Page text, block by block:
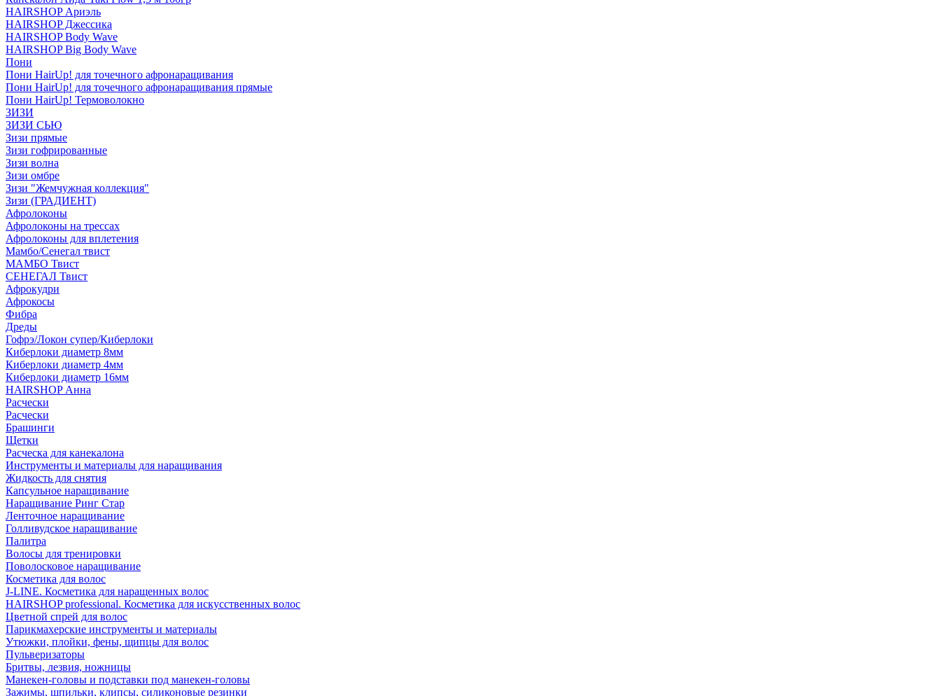
HAIRSHOP Ариэль
HAIRSHOP Джессика
HAIRSHOP Body Wave
HAIRSHOP Big Body Wave
Пони
Пони HairUp! для точечного афронаращивания
Пони HairUp! для точечного афронаращивания прямые
Пони HairUp! Термоволокно
ЗИЗИ
ЗИЗИ СЬЮ
Зизи прямые
Зизи гофрированные
Зизи волна
Зизи омбре
Зизи "Жемчужная коллекция"
Зизи (ГРАДИЕНТ)
Афролоконы
Афролоконы на трессах
Афролоконы для вплетения
Мамбо/Сенегал твист
МАМБО Твист
СЕНЕГАЛ Твист
Афрокудри
Афрокосы
Фибра
Дреды
Гофрэ/Локон супер/Киберлоки
Киберлоки диаметр 8мм
Киберлоки диаметр 4мм
Киберлоки диаметр 16мм
HAIRSHOP Анна
Расчески
Расчески
Брашинги
Щетки
Расческа для канекалона
Инструменты и материалы для наращивания
Жидкость для снятия
Капсульное наращивание
Наращивание Ринг Стар
Ленточное наращивание
Голливудское наращивание
Палитра
Волосы для тренировки
Поволосковое наращивание
Косметика для волос
J-LINE. Косметика для наращенных волос
HAIRSHOP professional. Косметика для искусственных волос
Цветной спрей для волос
Парикмахерские инструменты и материалы
Утюжки, плойки, фены, щипцы для волос
Пульверизаторы
Бритвы, лезвия, ножницы
Манекен-головы и подставки под манекен-головы
Зажимы, шпильки, клипсы, силиконовые резинки